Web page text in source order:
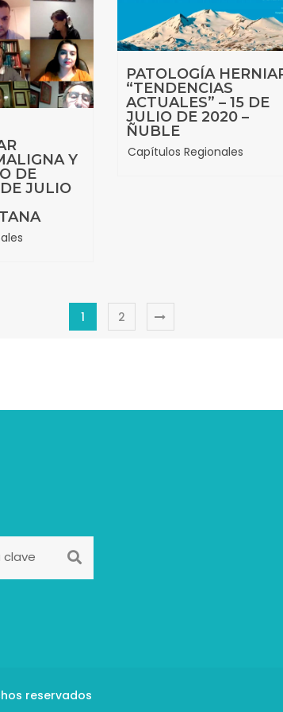
PATOLOGÍA
“TENDENCIAS
ACTUALES” – 15 DE
JULIO DE 2020 –
ÑUBLE
Capítulos Regionales
Y
DE
DE JULIO
1 2
reservados